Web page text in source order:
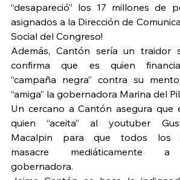
“desapareció” los 17 millones de
asignados a la Dirección de
Social del Congreso!
Además, Cantón sería un traidor
confirma que es quien
“campaña negra” contra su
“amiga” la gobernadora Marina del
Un cercano a Cantón asegura que
quien “aceita” al youtuber
Macalpin para que todos los
masacre mediáticamente
gobernadora.